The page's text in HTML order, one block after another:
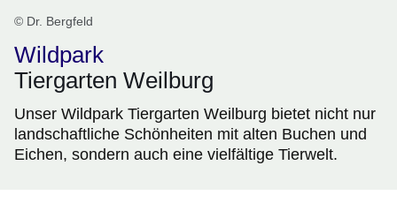
© Dr. Bergfeld
Wildpark
Tiergarten Weilburg
Unser Wildpark Tiergarten Weilburg bietet nicht nur
landschaftliche Schönheiten mit alten Buchen und
Eichen, sondern auch eine vielfältige Tierwelt.